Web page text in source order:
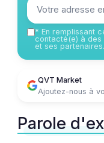
* En remplissant
contacté(e) à
et ses partenaires.
QVT Market
Ajoutez-nous à
Parole